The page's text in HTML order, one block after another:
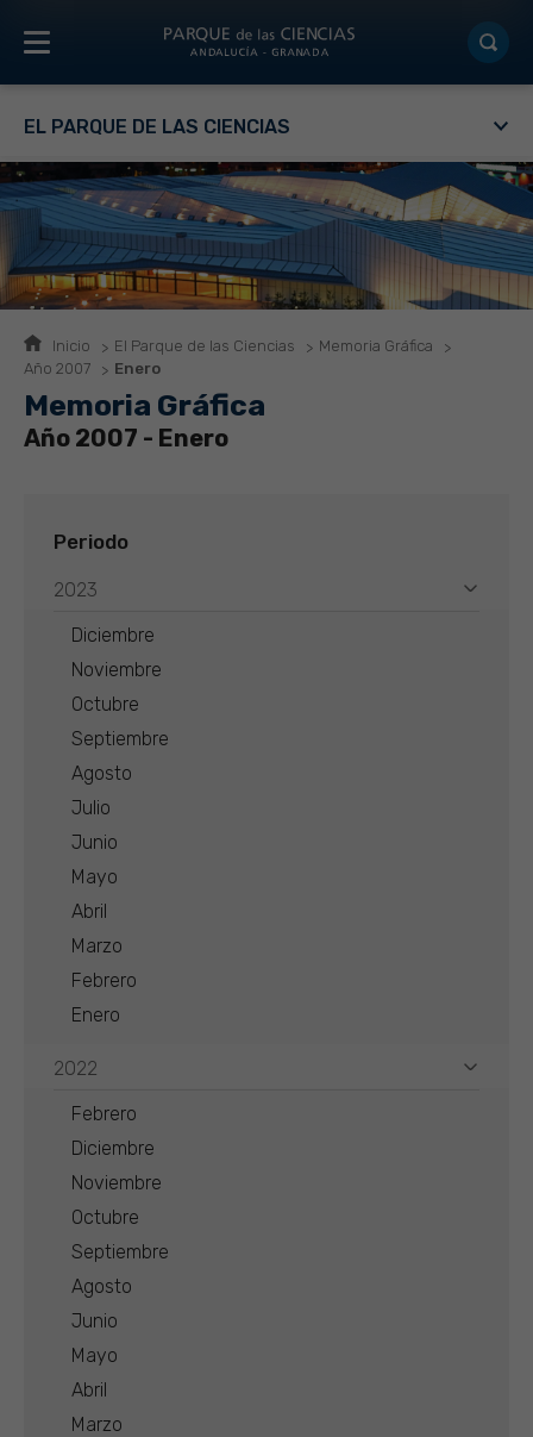
EL PARQUE DE LAS CIENCIAS
Inicio El Parque de las Ciencias
Memoria Gráfica
Año 2007
Enero
Memoria Gráfica
Año 2007 - Enero
Periodo
2023
Diciembre
Noviembre
Octubre
Septiembre
Agosto
Julio
Junio
Mayo
Abril
Marzo
Febrero
Enero
2022
Febrero
Diciembre
Noviembre
Octubre
Septiembre
Agosto
Junio
Mayo
Abril
Marzo